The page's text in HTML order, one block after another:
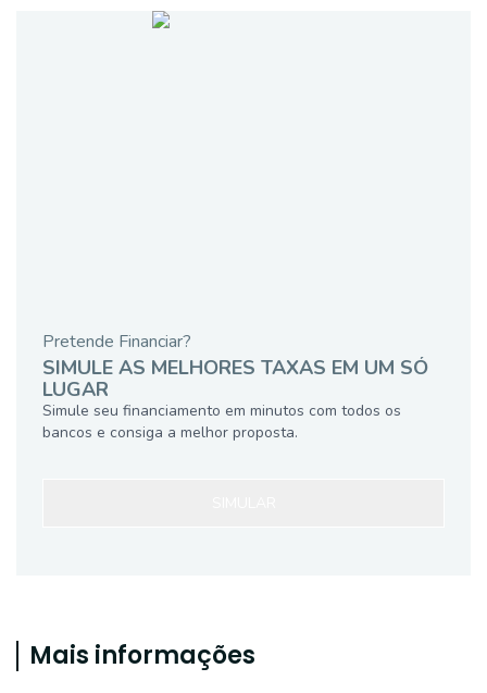
Pretende Financiar?
SIMULE AS MELHORES TAXAS EM UM SÓ
LUGAR
Simule seu financiamento em minutos com todos os
bancos e consiga a melhor proposta.
Mais informações